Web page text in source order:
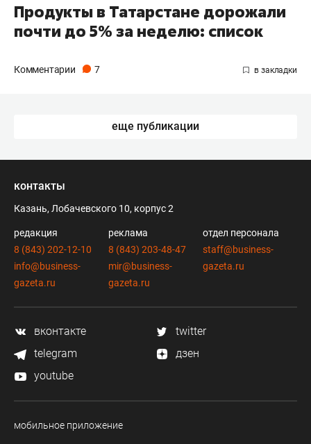
Продукты в Татарстане дорожали
почти до 5% за неделю: список
Комментарии 7
еще публикации
контакты
Казань, Лобачевского 10, корпус 2
редакция
8 (843) 202-12-10
info@business-
gazeta.ru
реклама
8 (843) 203-48-47
mir@business-
gazeta.ru
отдел персонала
staff@business-
gazeta.ru
вконтакте
twitter
telegram
дзен
youtube
мобильное приложение